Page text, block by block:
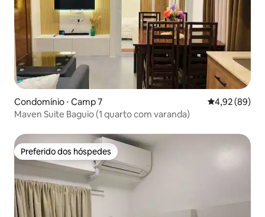
Condomínio ⋅ Camp 7 4,92 de uma
4,92 (89)
Maven Suite Baguio (1 quarto com varanda)
Preferido dos hóspedes
Preferido dos hóspedes